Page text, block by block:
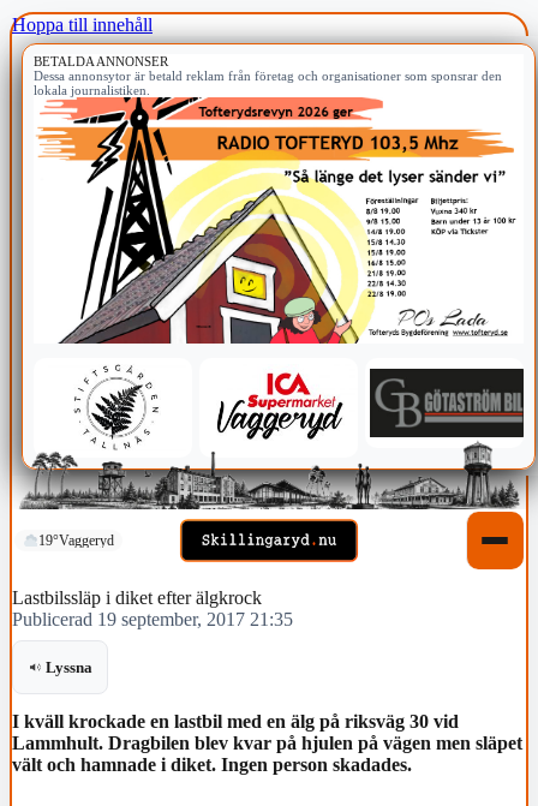
Hoppa till innehåll
BETALDA ANNONSER
Dessa annonsytor är betald reklam från företag och organisationer som sponsrar den
lokala journalistiken.
19°Vaggeryd
Lastbilssläp i diket efter älgkrock
Publicerad 19 september, 2017 21:35
Lyssna
I kväll krockade en lastbil med en älg på riksväg 30 vid
Lammhult. Dragbilen blev kvar på hjulen på vägen men släpet
vält och hamnade i diket. Ingen person skadades.